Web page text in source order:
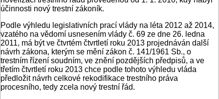
účinnosti nový trestní zákoník.
Podle výhledu legislativních prací vlády na léta 2012 až 2014,
vzatého na vědomí usnesením vlády č. 69 ze dne 26. ledna
2011, má být ve čtvrtém čtvrtletí roku 2013 projednáván další
návrh zákona, kterým se mění zákon č. 141/1961 Sb., o
trestním řízení soudním, ve znění pozdějších předpisů, a ve
třetím čtvrtletí roku 2013 chce podle tohoto výhledu vláda
předložit návrh celkové rekodifikace trestního práva
procesního, tedy zcela nový trestní řád.